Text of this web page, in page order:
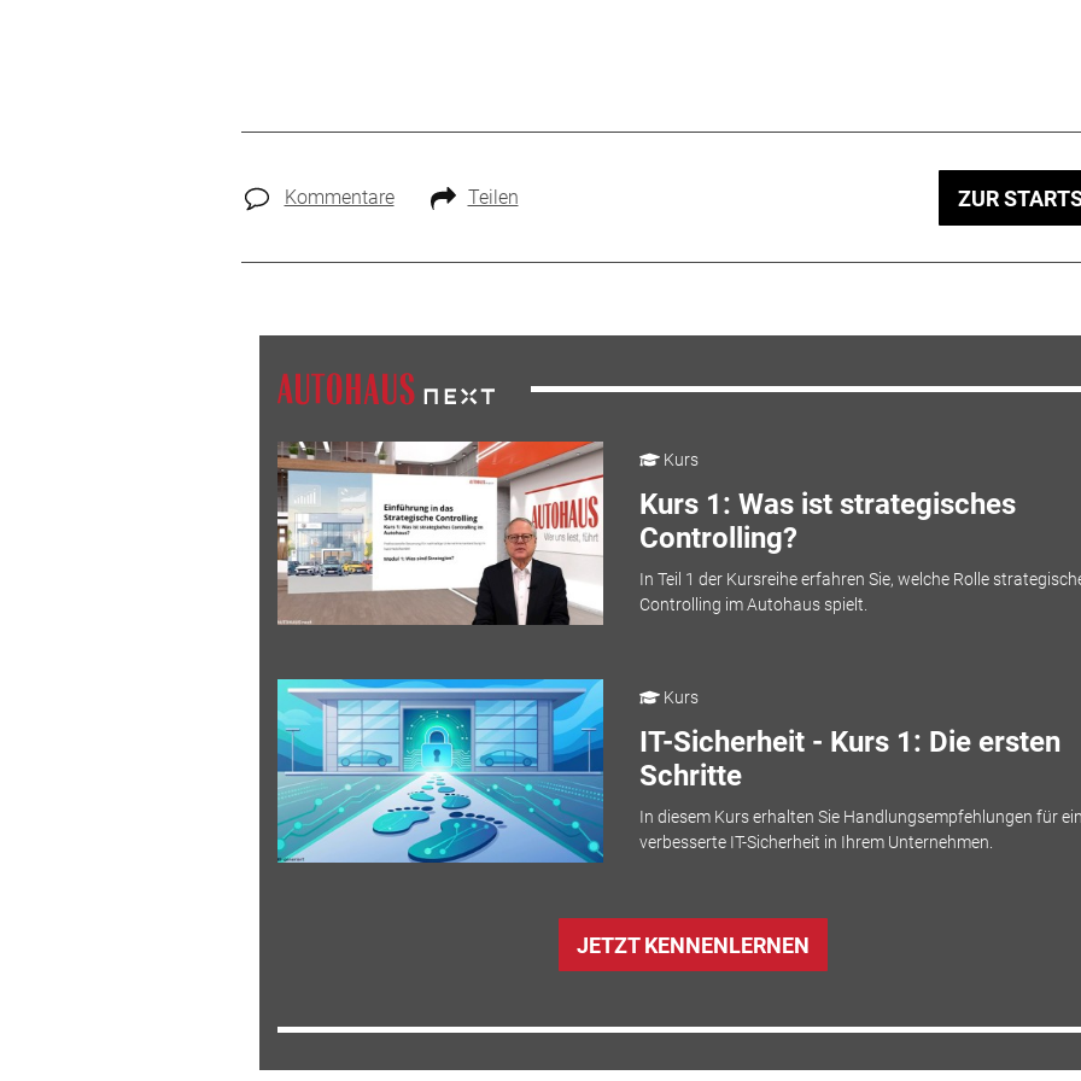
Kommentare Teilen ZUR
Kurs
Kurs 1: Was ist strategisches
Controlling?
In Teil 1 der Kursreihe erfahren Sie, welche Rolle
Controlling im Autohaus spielt.
Kurs
IT-Sicherheit - Kurs 1: Die ersten
Schritte
In diesem Kurs erhalten Sie Handlungsempfehlungen für
verbesserte IT-Sicherheit in Ihrem Unternehmen.
JETZT KENNENLERNEN